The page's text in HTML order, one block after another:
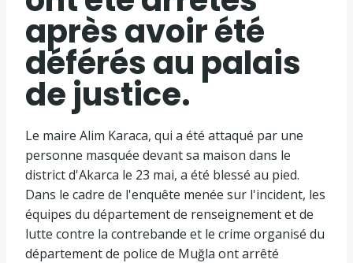
après avoir été
déférés au palais
de justice.
Le maire Alim Karaca, qui a été attaqué par une
personne masquée devant sa maison dans le
district d'Akarca le 23 mai, a été blessé au pied.
Dans le cadre de l'enquête menée sur l'incident, les
équipes du département de renseignement et de
lutte contre la contrebande et le crime organisé du
département de police de Muğla ont arrêté